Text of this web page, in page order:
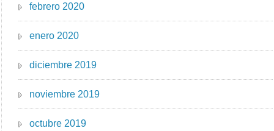
febrero 2020
enero 2020
diciembre 2019
noviembre 2019
octubre 2019